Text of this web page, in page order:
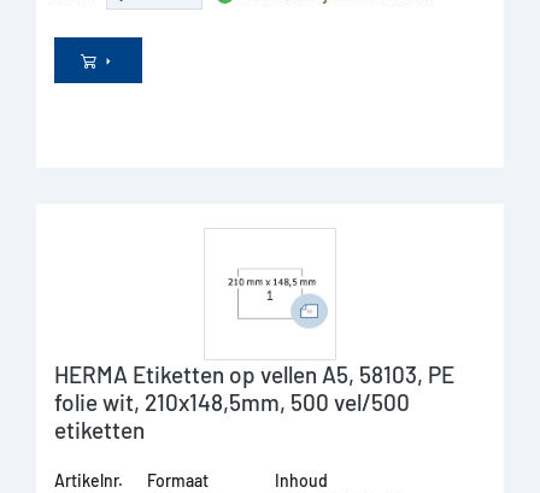
HERMA Etiketten op vellen A5, 58103, PE
folie wit, 210x148,5mm, 500 vel/500
etiketten
Artikelnr.
Formaat
Inhoud